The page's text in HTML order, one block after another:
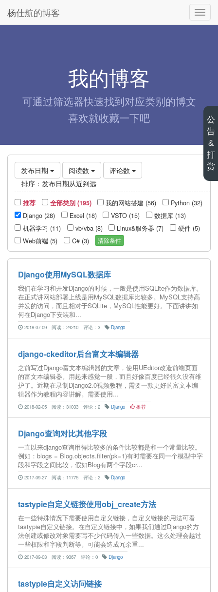
切
换
杨仕航的博客
我的博客
可通过筛选器快速找到对应类别的博文
喜欢就收藏一下吧
发布日期 阅读数
评论数
排序： 发布日期从近到远
推荐 全部类别 (195) 我的网站搭建 (56)
Python (32)
Django (28)
Excel (18) VSTO (15)
数据库 (13)
机器学习 (11)
vb/vba (8) Linux&服务器 (7)
硬件 (5)
Web前端 (5)
C# (3) 清除条件
Django使用MySQL数据库
我们在学习和开发Django的时候，一般是使用SQLite作为数据库。
在正式讲网站部署上线是用MySQL数据库比较多。MySQL支持高
并发的访问，而且相对于SQLite，MySQL性能更好。下面讲讲如
何在Django下安装和...
2018-07-09 阅读：24210 评论：3 Django
django-ckeditor后台富文本编辑器
之前写过Django富文本编辑器的文章，使用UEditor改造前端页面
的富文本编辑器。用起来感觉一般，而且好像百度已经很久没有维
护了。近期在录制Django2.0视频教程，需要一款更好的富文本编
辑器作为教程内容讲解。需要使用...
2018-02-05 阅读：31033 评论：2 Django 推荐
Django查询对比其他字段
一直以来django查询用得比较多的条件比较都是和一个常量比较。
例如：blogs = Blog.objects.filter(pk=1)有时需要在同一个模型中字
段和字段之间比较，假如Blog有两个字段cr...
2017-09-27 阅读：11775 评论：2 Django
tastypie自定义链接使用obj_create方法
在一些特殊情况下需要使用自定义链接，自定义链接的用法可看
tastypie自定义链接。在自定义链接中，如果我们通过Django的方
法创建或修改对象需要写不少代码传入一些数据。这么处理会越过
一些权限和字段判断等。可能会造成冗余重...
2017-09-03 阅读：9367 评论：0 Django
tastypie自定义访问链接
公
告
&
打
赏